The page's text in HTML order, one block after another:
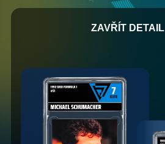
ZAVŘÍT DETAIL